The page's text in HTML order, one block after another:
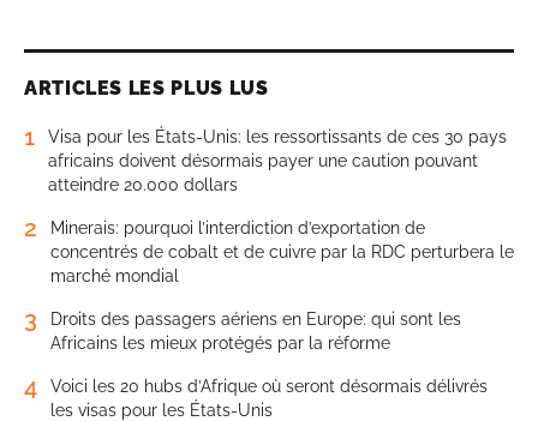
ARTICLES LES PLUS LUS
1
Visa pour les États-Unis: les ressortissants de ces 30 pays
africains doivent désormais payer une caution pouvant
atteindre 20.000 dollars
2
Minerais: pourquoi l’interdiction d’exportation de
concentrés de cobalt et de cuivre par la RDC perturbera le
marché mondial
3
Droits des passagers aériens en Europe: qui sont les
Africains les mieux protégés par la réforme
4
Voici les 20 hubs d’Afrique où seront désormais délivrés
les visas pour les États-Unis